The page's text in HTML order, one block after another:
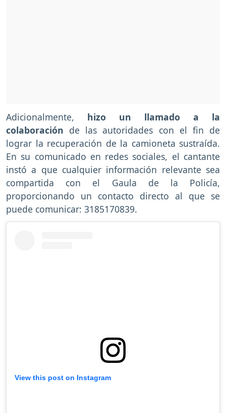
Adicionalmente, hizo un llamado a la
colaboración de las autoridades con el fin de
lograr la recuperación de la camioneta sustraída.
En su comunicado en redes sociales, el cantante
instó a que cualquier información relevante sea
compartida con el Gaula de la Policía,
proporcionando un contacto directo al que se
puede comunicar: 3185170839.
View this post on Instagram